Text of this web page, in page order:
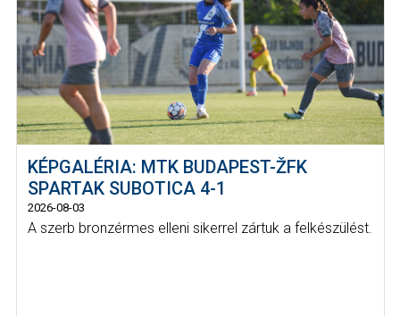
KÉPGALÉRIA: MTK BUDAPEST-ŽFK
SPARTAK SUBOTICA 4-1
2026-08-03
A szerb bronzérmes elleni sikerrel zártuk a felkészülést.